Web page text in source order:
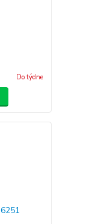
Do týdne